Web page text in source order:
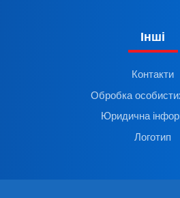
Інші
Контакти
Обробка
Юридична
Логотип